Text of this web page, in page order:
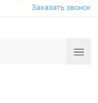
Заказать звонок